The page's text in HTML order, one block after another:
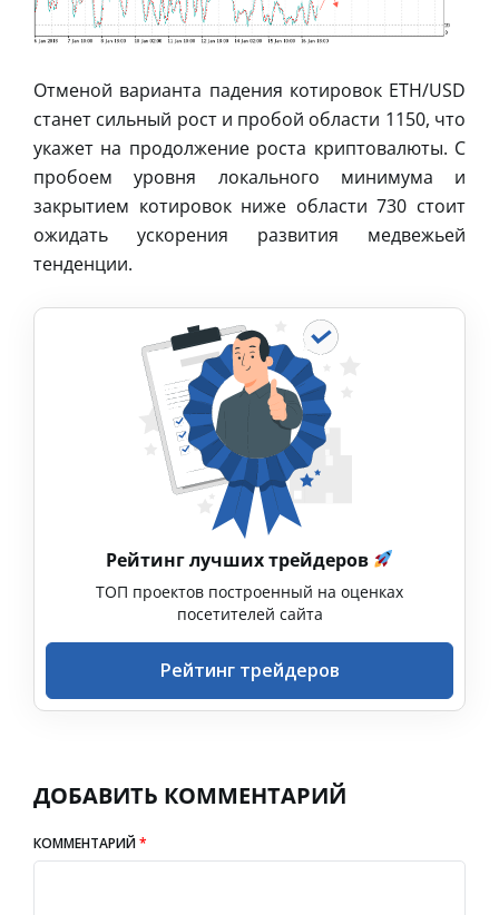
Отменой варианта падения котировок ETH/USD
станет сильный рост и пробой области 1150, что
укажет на продолжение роста криптовалюты. С
пробоем уровня локального минимума и
закрытием котировок ниже области 730 стоит
ожидать ускорения развития медвежьей
тенденции.
Рейтинг лучших трейдеров
ТОП проектов построенный на оценках
посетителей сайта
Рейтинг трейдеров
ДОБАВИТЬ КОММЕНТАРИЙ
КОММЕНТАРИЙ*